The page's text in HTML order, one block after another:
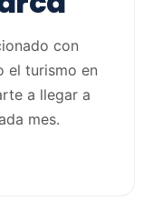
con
el turismo en
a llegar a
mes.